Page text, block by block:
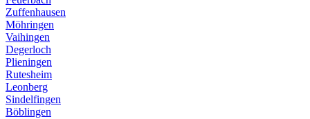
Zuffenhausen
Möhringen
Vaihingen
Degerloch
Plieningen
Rutesheim
Leonberg
Sindelfingen
Böblingen